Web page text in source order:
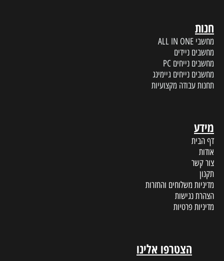
חנות
מחשבי ALL IN ONE
מחשבים ניידים
מחשבים נייחים PC
מחשבים נייחים גיימינג
תחנות עבודה מקצועיות
מידע
דף הבית
אודות
צור קשר
תקנון
מדיניות משלוחים והחזרות
הצהרת נגישות
מדיניות פרטיות
הצטרפו אלינו